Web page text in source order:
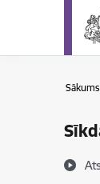
Pāriet uz lapas
Sākums